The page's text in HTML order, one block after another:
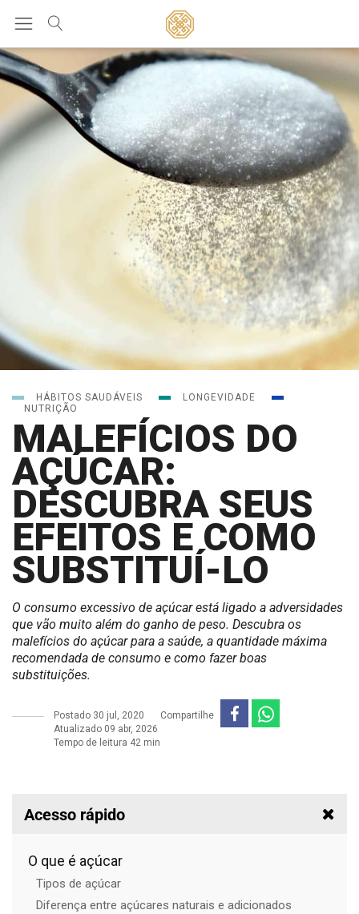
HÁBITOS SAUDÁVEIS
LONGEVIDADE
NUTRIÇÃO
MALEFÍCIOS DO
AÇÚCAR:
DESCUBRA SEUS
EFEITOS E COMO
SUBSTITUÍ-LO
O consumo excessivo de açúcar está ligado a adversidades
que vão muito além do ganho de peso. Descubra os
malefícios do açúcar para a saúde, a quantidade máxima
recomendada de consumo e como fazer boas
substituições.
Postado 30 jul, 2020
Atualizado 09 abr, 2026
Tempo de leitura 42 min
Compartilhe
Acesso rápido
O que é açúcar
Tipos de açúcar
Diferença entre açúcares naturais e adicionados